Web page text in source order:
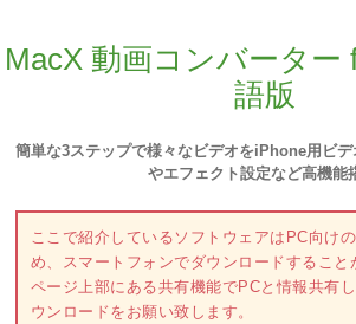
MacX 動画コンバーター
語版
簡単な3ステップで様々なビデオをiPhone用ビ
やエフェクト設定など高機能
ここで紹介しているソフトウェアはPC向け
め、スマートフォンでダウンロードすること
ページ上部にある共有機能でPCと情報共有
ウンロードをお願い致します。